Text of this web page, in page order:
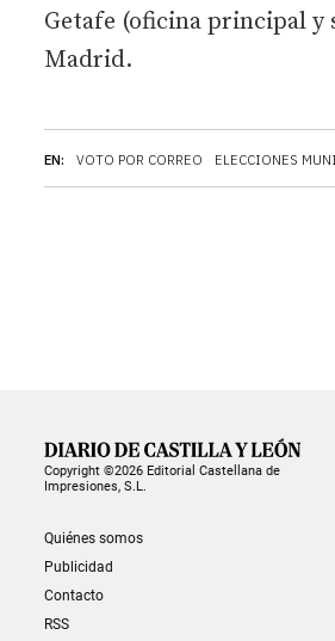
EN: VOTO POR CORREO ELECCIONES
Getafe (oficina principal y
Madrid.
Copyright ©2026 Editorial Castellana de
Impresiones, S.L.
Quiénes somos
Publicidad
Contacto
RSS